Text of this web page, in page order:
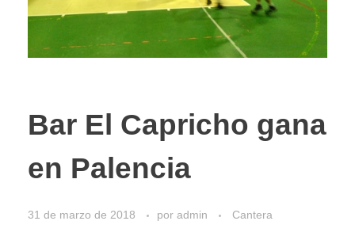
Bar El Capricho gana
en Palencia
31 de marzo de 2018 por admin Cantera